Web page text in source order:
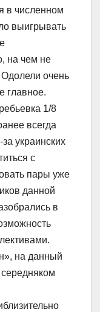
в численном
выигрывать
на чем не
Одолели очень
главное.
1/8
всегда
украинских
с
пары уже
данной
в
на данный